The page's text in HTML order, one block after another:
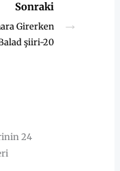
Sonraki
Girerken
şiiri-20
→
24